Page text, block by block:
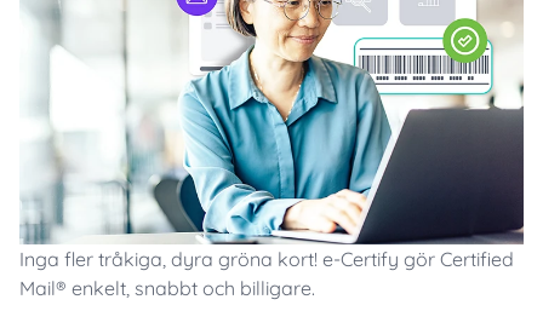
Inga fler tråkiga, dyra gröna kort! e-Certify gör Certified
Mail® enkelt, snabbt och billigare.